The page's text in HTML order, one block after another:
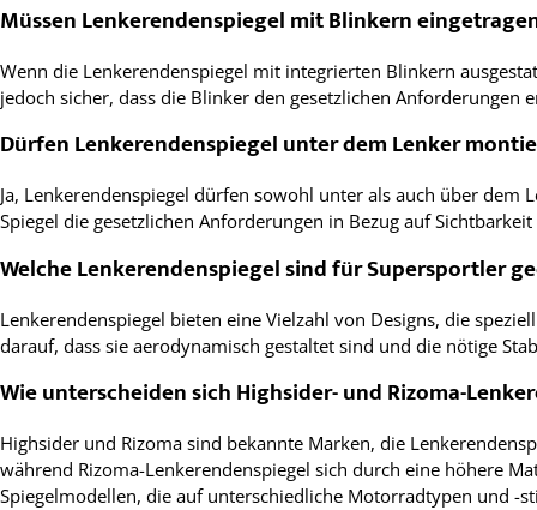
Müssen Lenkerendenspiegel mit Blinkern
Wenn die Lenkerendenspiegel mit integrierten Blinkern
jedoch sicher, dass die Blinker den gesetzlichen Anforderungen
Dürfen Lenkerendenspiegel unter dem Lenker
Ja, Lenkerendenspiegel dürfen sowohl unter als auch über dem
Spiegel die gesetzlichen Anforderungen in Bezug auf
Welche Lenkerendenspiegel sind für Supersportler
Lenkerendenspiegel bieten eine Vielzahl von Designs, die
darauf, dass sie aerodynamisch gestaltet sind und die nötige
Wie unterscheiden sich Highsider- und Rizoma-
Highsider und Rizoma sind bekannte Marken, die
während Rizoma-Lenkerendenspiegel sich durch eine höhere
Spiegelmodellen, die auf unterschiedliche Motorradtypen und -